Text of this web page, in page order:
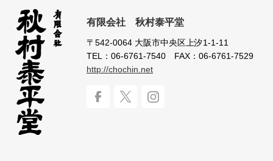
有限会社 秋村泰平堂
〒542-0064 大阪市中央区上汐1-1-11
TEL：06-6761-7540 FAX：06-6761-7529
http://chochin.net